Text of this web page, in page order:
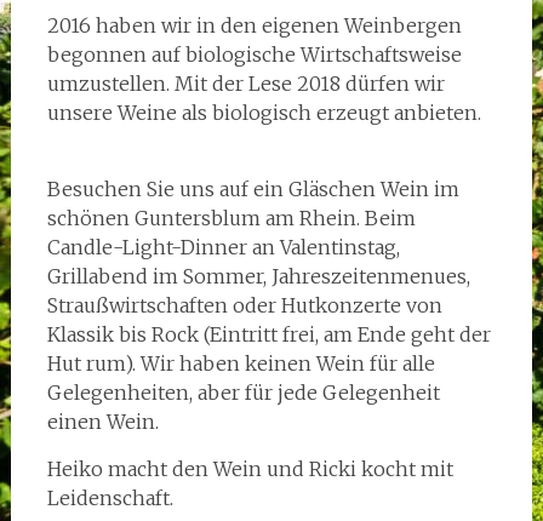
2016 haben wir in den eigenen Weinbergen
begonnen auf biologische Wirtschaftsweise
umzustellen. Mit der Lese 2018 dürfen wir
unsere Weine als biologisch erzeugt anbieten.
Besuchen Sie uns auf ein Gläschen Wein im
schönen Guntersblum am Rhein. Beim
Candle-Light-Dinner an Valentinstag,
Grillabend im Sommer, Jahreszeitenmenues,
Straußwirtschaften oder Hutkonzerte von
Klassik bis Rock (Eintritt frei, am Ende geht der
Hut rum). Wir haben keinen Wein für alle
Gelegenheiten, aber für jede Gelegenheit
einen Wein.
Heiko macht den Wein und Ricki kocht mit
Leidenschaft.